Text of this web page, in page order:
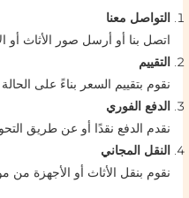
التواصل معنا
اتصل بنا أو أرسل صور الأثاث أو
التقييم
نقوم بتقييم السعر بناءً على الحالة
الدفع الفوري
نقدم الدفع نقدًا أو عن طريق
النقل المجاني
نقوم بنقل الأثاث أو الأجهزة من